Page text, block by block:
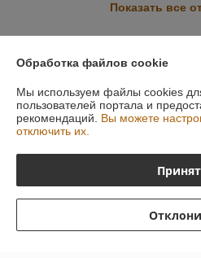
Показать все
О нас
Контакты
Доставка и оплата
Обработка файлов cookie
Мы используем файлы cookies
пользователей портала и
рекомендаций. Вы можете
отключить их.